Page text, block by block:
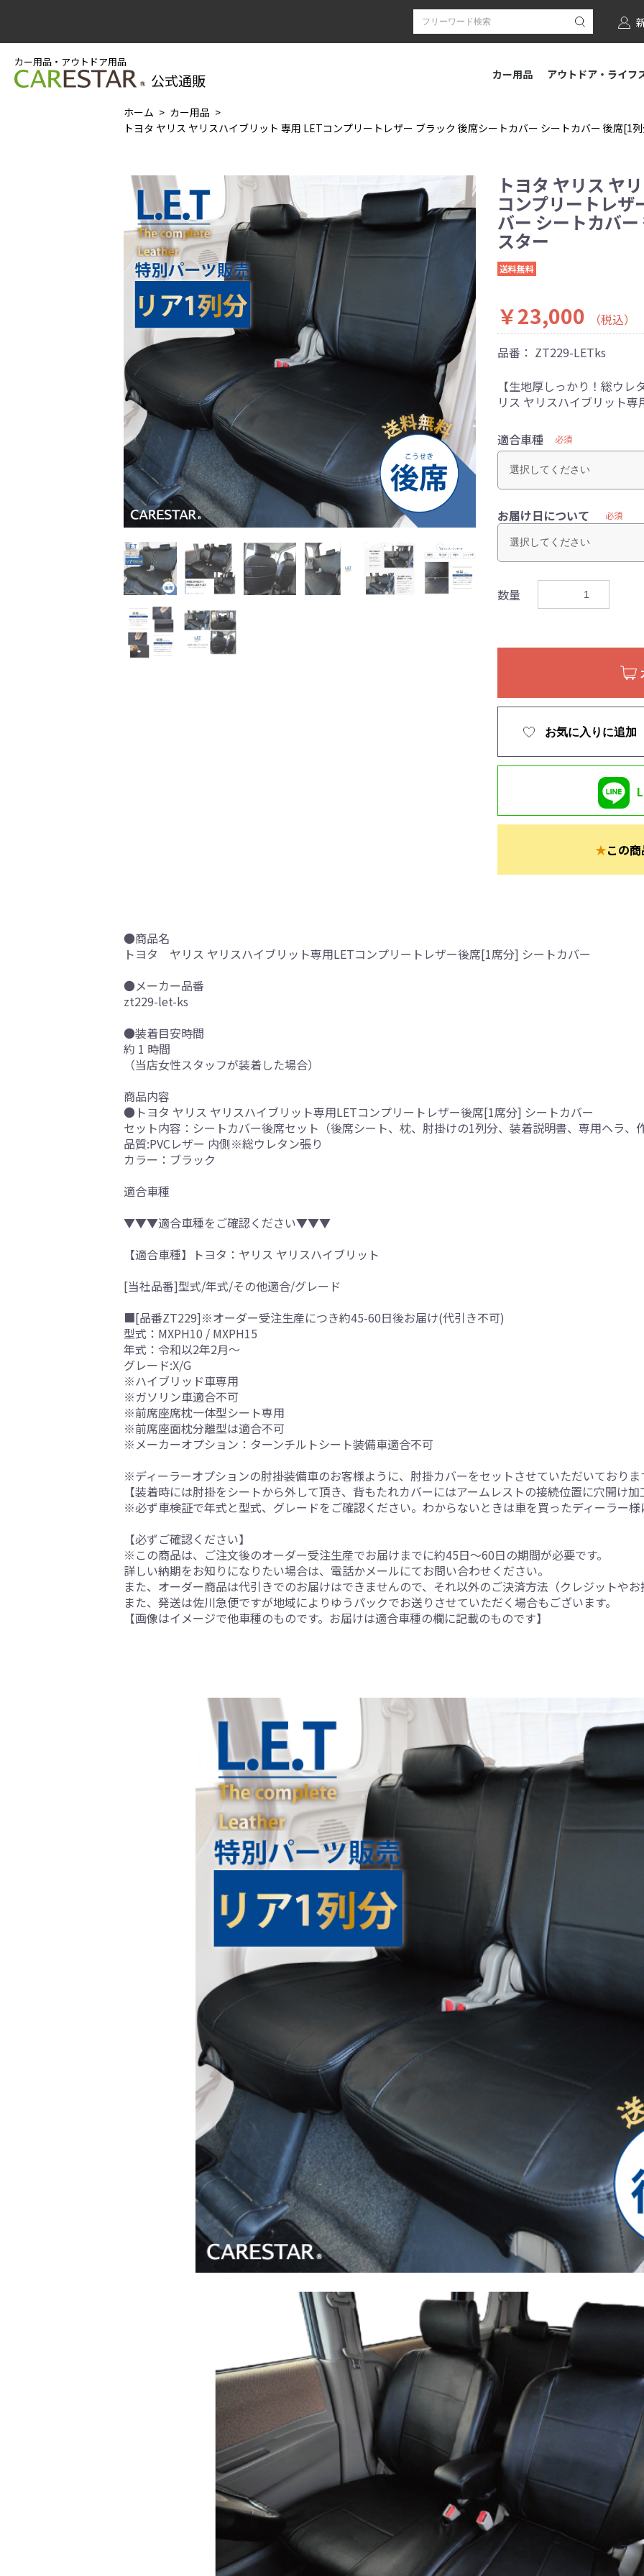
カー用品・アウトドア用品
公式通販 カー用品 アウトドア・ライフ
ホーム
カー用品
トヨタ ヤリス ヤリスハイブリット 専用 LETコンプリートレザー ブラック 後席シートカバー シートカバー 後席[1
トヨタ ヤリス ヤ
コンプリートレザ
バー シートカバ
スター
送料無料
￥23,000
（税込）
品番： ZT229-LETks
【生地厚しっかり！総ウ
リス ヤリスハイブリット専
適合車種 必須
お届け日について 必須
数量
お気に入りに追加
★この
●商品名
トヨタ ヤリス ヤリスハイブリット専用LETコンプリートレザー後席[1席分] シートカバー
●メーカー品番
zt229-let-ks
●装着目安時間
約 1 時間
（当店女性スタッフが装着した場合）
商品内容
●トヨタ ヤリス ヤリスハイブリット専用LETコンプリートレザー後席[1席分] シートカバー
セット内容：シートカバー後席セット（後席シート、枕、肘掛けの1列分、装着説明書、専用ヘラ、
品質:PVCレザー 内側※総ウレタン張り
カラー：ブラック
適合車種
▼▼▼適合車種をご確認ください▼▼▼
【適合車種】トヨタ：ヤリス ヤリスハイブリット
[当社品番]型式/年式/その他適合/グレード
■[品番ZT229]※オーダー受注生産につき約45-60日後お届け(代引き不可)
型式：MXPH10 / MXPH15
年式：令和以2年2月～
グレード:X/G
※ハイブリッド車専用
※ガソリン車適合不可
※前席座席枕一体型シート専用
※前席座面枕分離型は適合不可
※メーカーオプション：ターンチルトシート装備車適合不可
※ディーラーオプションの肘掛装備車のお客様ように、肘掛カバーをセットさせていただいておりま
【装着時には肘掛をシートから外して頂き、背もたれカバーにはアームレストの接続位置に穴開け加
※必ず車検証で年式と型式、グレードをご確認ください。わからないときは車を買ったディーラー様
【必ずご確認ください】
※この商品は、ご注文後のオーダー受注生産でお届けまでに約45日～60日の期間が必要です。
詳しい納期をお知りになりたい場合は、電話かメールにてお問い合わせください。
また、オーダー商品は代引きでのお届けはできませんので、それ以外のご決済方法（クレジットやお
また、発送は佐川急便ですが地域によりゆうパックでお送りさせていただく場合もございます。
【画像はイメージで他車種のものです。お届けは適合車種の欄に記載のものです】